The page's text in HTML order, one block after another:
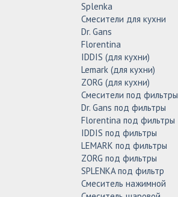
Splenka
Смесители для кухни
Dr. Gans
Florentina
IDDIS (для кухни)
Lemark (для кухни)
ZORG (для кухни)
Смесители под фильтры
Dr. Gans под фильтры
Florentina под фильтры
IDDIS под фильтры
LEMARK под фильтры
ZORG под фильтры
SPLENKA под фильтр
Смеситель нажимной